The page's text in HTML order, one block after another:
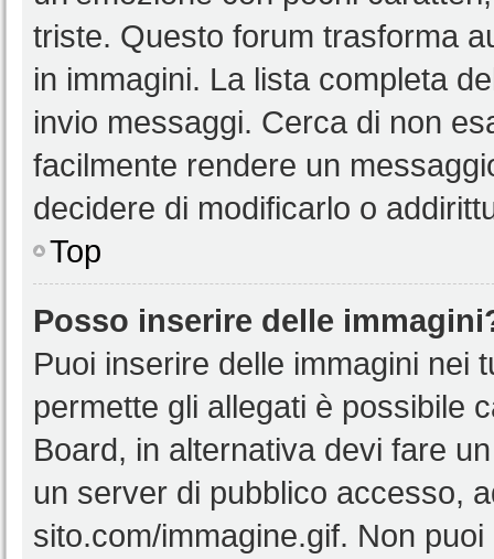
triste. Questo forum trasforma
in immagini. La lista completa
invio messaggi. Cerca di non
facilmente rendere un
decidere di modificarlo o
Top
Posso inserire delle
Puoi inserire delle immagini nei
permette gli allegati è possibile
Board, in alternativa devi fare
un server di pubblico accesso,
sito.com/immagine.gif. Non